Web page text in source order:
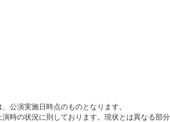
公演実施日時点のものとなります。
時の状況に則しております。現状とは異なる部